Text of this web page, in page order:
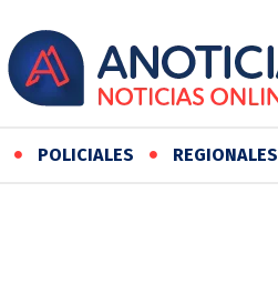
POLICIALES REGIONALES